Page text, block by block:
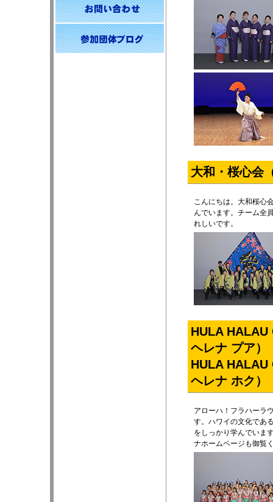
大和・桜心会
こんにちは。大和桜心
んでいます。チーム全
れしいです。
HULA HALAU
ヘレナ プア）
HULA HALAU
ヘレナ ホク）
アローハ！フラハーラ
す。ハワイの文化であ
をしっかり学んでいま
ナホームページも御覧